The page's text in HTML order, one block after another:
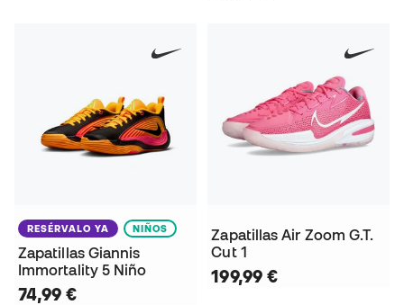
RESÉRVALO YA NIÑOS
Zapatillas Giannis
Immortality 5 Niño
74,99 €
Zapatillas Air Zoom G.T.
Cut 1
199,99 €